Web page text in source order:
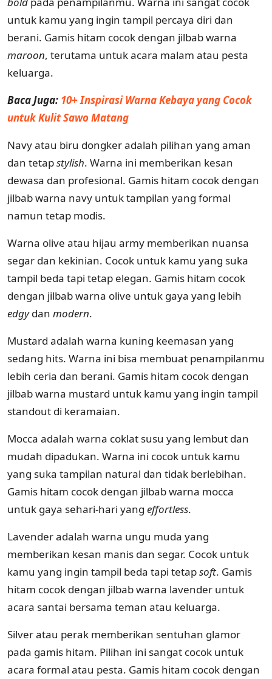
untuk kamu yang ingin tampil percaya diri dan
berani. Gamis hitam cocok dengan jilbab warna
maroon, terutama untuk acara malam atau pesta
keluarga.
Baca Juga: 10+ Inspirasi Warna Kebaya yang Cocok
untuk Kulit Sawo Matang
Navy atau biru dongker adalah pilihan yang aman
dan tetapstylish. Warna ini memberikan kesan
dewasa dan profesional. Gamis hitam cocok dengan
jilbab warna navy untuk tampilan yang formal
namun tetap modis.
Warna olive atau hijau army memberikan nuansa
segar dan kekinian. Cocok untuk kamu yang suka
tampil beda tapi tetap elegan. Gamis hitam cocok
dengan jilbab warna olive untuk gaya yang lebih
edgydan modern.
Mustard adalah warna kuning keemasan yang
sedang hits. Warna ini bisa membuat penampilanmu
lebih ceria dan berani. Gamis hitam cocok dengan
jilbab warna mustard untuk kamu yang ingin tampil
standout di keramaian.
Mocca adalah warna coklat susu yang lembut dan
mudah dipadukan. Warna ini cocok untuk kamu
yang suka tampilan natural dan tidak berlebihan.
Gamis hitam cocok dengan jilbab warna mocca
untuk gaya sehari-hari yang effortless.
Lavender adalah warna ungu muda yang
memberikan kesan manis dan segar. Cocok untuk
kamu yang ingin tampil beda tapi tetapsoft. Gamis
hitam cocok dengan jilbab warna lavender untuk
acara santai bersama teman atau keluarga.
Silver atau perak memberikan sentuhan glamor
pada gamis hitam. Pilihan ini sangat cocok untuk
acara formal atau pesta. Gamis hitam cocok dengan